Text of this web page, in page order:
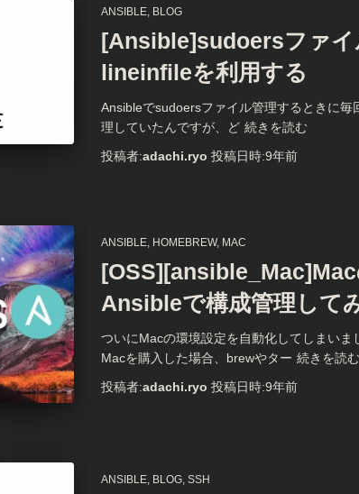
ANSIBLE BLOG
[Ansible]sudoersファイ
lineinfileを利用する
Ansibleでsudoersファイル管理するときに毎
理していたんですが、ど 続きを読む
投稿者:adachi.ryo 投稿日時:9年前
ANSIBLE HOMEBREW MAC
Ansibleで構成管理して
ついにMacの環境設定を自動化してしまいま
Macを購入した場合、brewやター 続きを読む
投稿者:adachi.ryo 投稿日時:9年前
ANSIBLE BLOG SSH